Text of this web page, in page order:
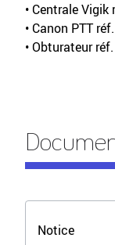
• Centrale Vigik
• Canon PTT
• Obturateur
Notice